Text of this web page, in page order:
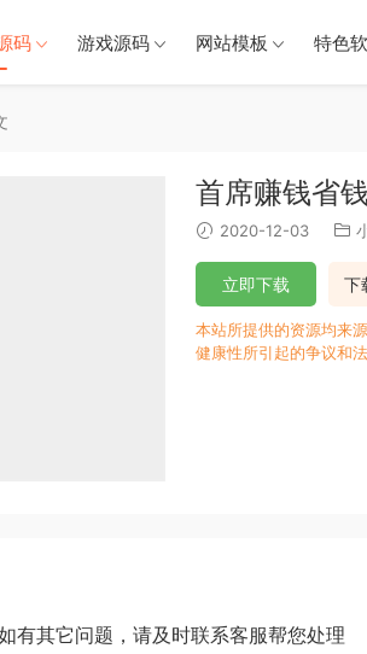
码 游戏源码 网站模板 特色
首席赚钱省
2020-12-03
下
立即下载
本站所提供的资源均来
健康性所引起的争议和法
其它问题，请及时联系客服帮您处理